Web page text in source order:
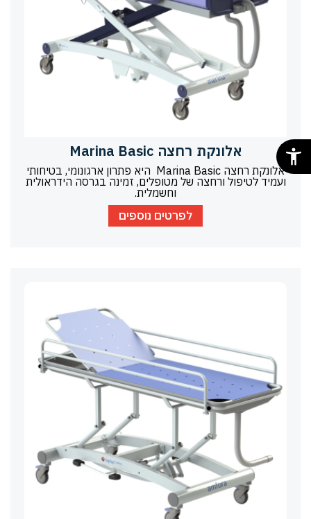
אלונקת רחצה Marina Basic
אלונקת רחצה Marina Basic היא פתרון ארגונומי, בטיחותי
ועמיד לטיפול ורחצה של מטופלים, זמינה בגרסה הידראולית
וחשמלית.
לפרטים נוספים